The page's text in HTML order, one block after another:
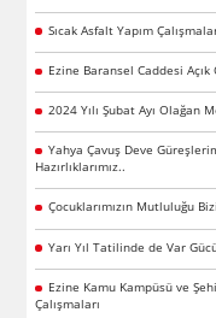
Sıcak Asfalt Yapım
Ezine Baransel Caddesi Açık
2024 Yılı Şubat Ayı Olağan
Yahya Çavuş Deve
Hazırlıklarımız..
Çocuklarımızın Mutluluğu
Yarı Yıl Tatilinde de Var
Ezine Kamu Kampüsü ve
Çalışmaları